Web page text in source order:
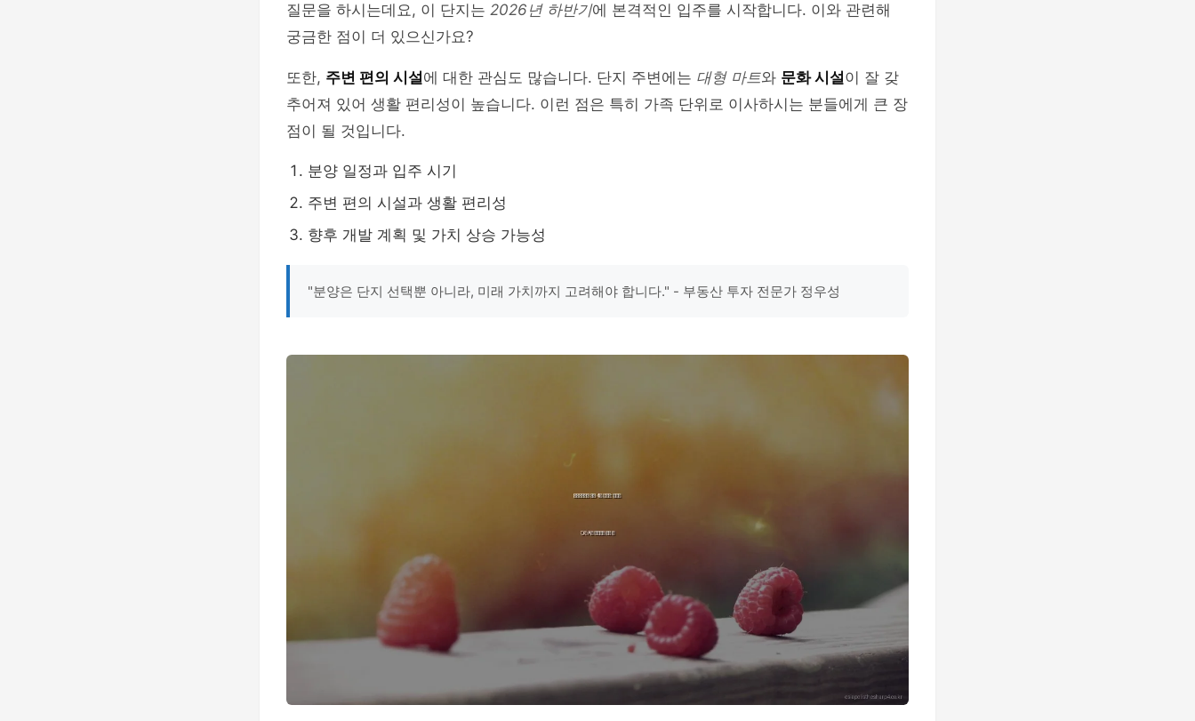
질문을 하시는데요, 이 단지는 2026년 하반기에 본격적인 입주를 시작합니다. 이와 관련해
궁금한 점이 더 있으신가요?
또한, 주변 편의 시설에 대한 관심도 많습니다. 단지 주변에는 대형 마트와 문화 시설이 잘 갖
추어져 있어 생활 편리성이 높습니다. 이런 점은 특히 가족 단위로 이사하시는 분들에게 큰 장
점이 될 것입니다.
분양 일정과 입주 시기
주변 편의 시설과 생활 편리성
향후 개발 계획 및 가치 상승 가능성
"분양은 단지 선택뿐 아니라, 미래 가치까지 고려해야 합니다." - 부동산 투자 전문가 정우성